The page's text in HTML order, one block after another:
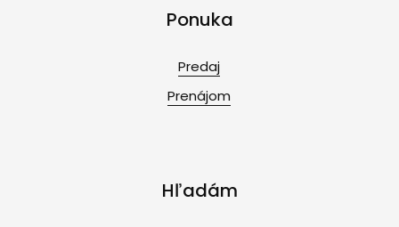
Ponuka
Predaj
Prenájom
Hľadám